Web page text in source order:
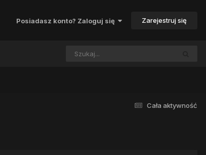
Posiadasz konto? Zaloguj się Zarejestruj się
Cała aktywność